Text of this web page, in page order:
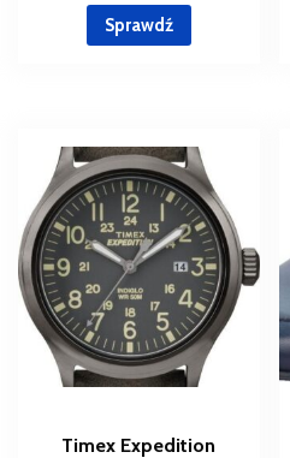
Sprawdź
Timex Expedition